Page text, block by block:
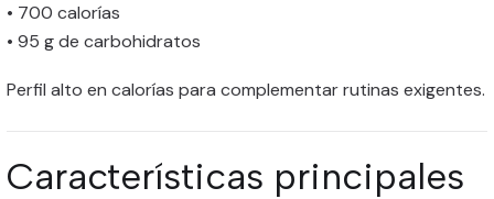
• 700 calorías
• 95 g de carbohidratos
Perfil alto en calorías para complementar rutinas exigentes.
Características principales